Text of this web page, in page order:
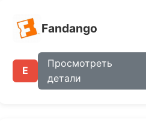
Fandango
E
Просмотреть
детали